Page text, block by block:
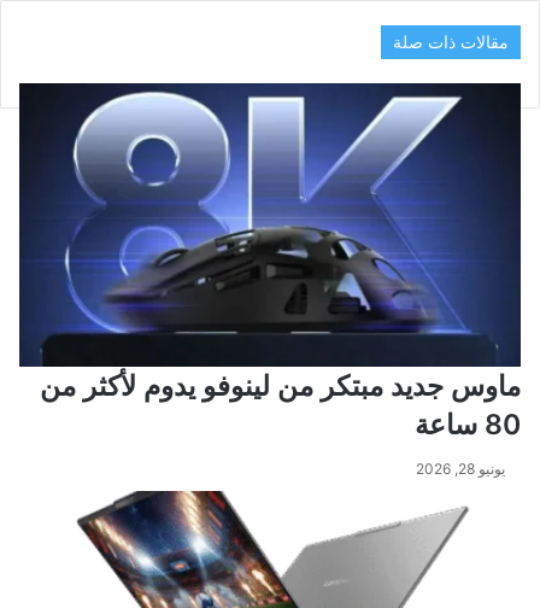
مقالات ذات صلة
ماوس جديد مبتكر من لينوفو يدوم لأكثر من
80 ساعة
يونيو 28, 2026